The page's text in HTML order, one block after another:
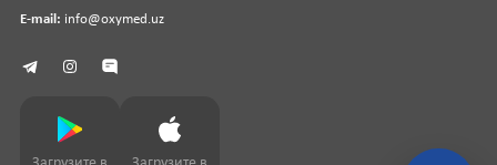
E-mail: info@oxymed.uz